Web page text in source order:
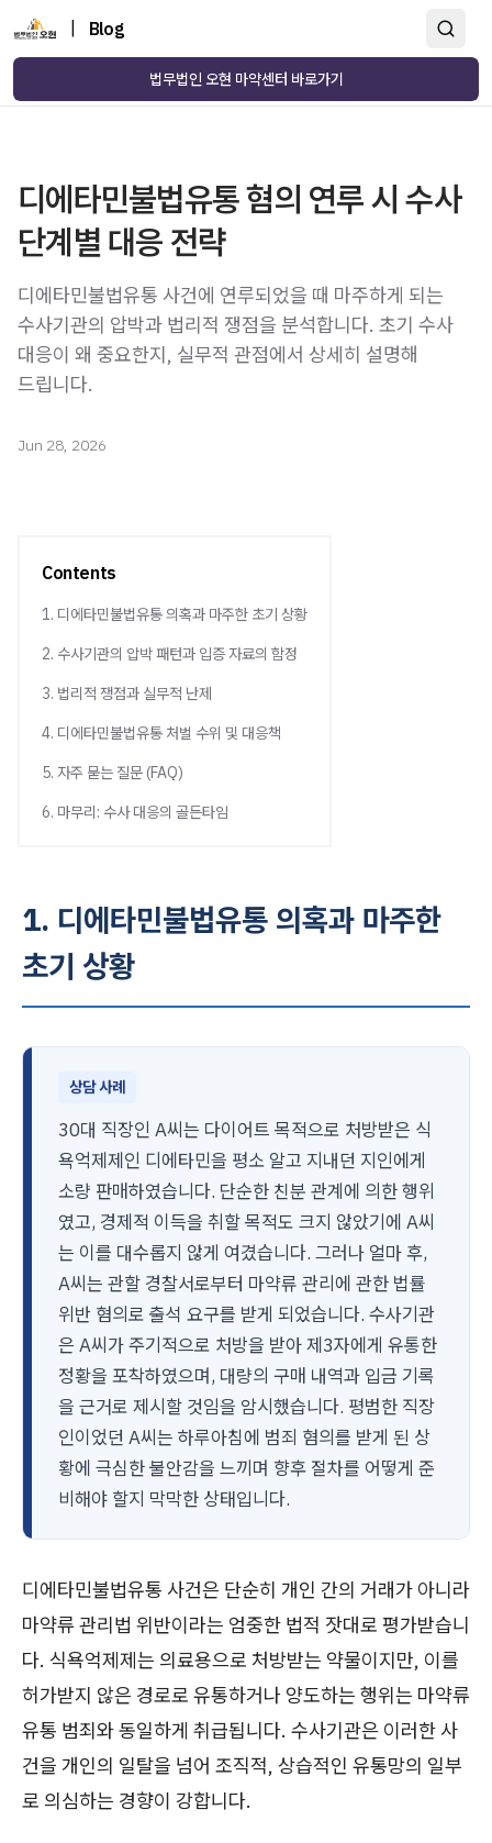
Blog
법무법인 오현 마약센터 바로가기
디에타민불법유통 혐의 연루 시 수사
단계별 대응 전략
디에타민불법유통 사건에 연루되었을 때 마주하게 되는
수사기관의 압박과 법리적 쟁점을 분석합니다. 초기 수사
대응이 왜 중요한지, 실무적 관점에서 상세히 설명해
드립니다.
Jun 28, 2026
Contents
1. 디에타민불법유통 의혹과 마주한 초기 상황
2. 수사기관의 압박 패턴과 입증 자료의 함정
3. 법리적 쟁점과 실무적 난제
4. 디에타민불법유통 처벌 수위 및 대응책
5. 자주 묻는 질문 (FAQ)
6. 마무리: 수사 대응의 골든타임
1. 디에타민불법유통 의혹과 마주한
초기 상황
상담 사례
30대 직장인 A씨는 다이어트 목적으로 처방받은 식
욕억제제인 디에타민을 평소 알고 지내던 지인에게
소량 판매하였습니다. 단순한 친분 관계에 의한 행위
였고, 경제적 이득을 취할 목적도 크지 않았기에 A씨
는 이를 대수롭지 않게 여겼습니다. 그러나 얼마 후,
A씨는 관할 경찰서로부터 마약류 관리에 관한 법률
위반 혐의로 출석 요구를 받게 되었습니다. 수사기관
은 A씨가 주기적으로 처방을 받아 제3자에게 유통한
정황을 포착하였으며, 대량의 구매 내역과 입금 기록
을 근거로 제시할 것임을 암시했습니다. 평범한 직장
인이었던 A씨는 하루아침에 범죄 혐의를 받게 된 상
황에 극심한 불안감을 느끼며 향후 절차를 어떻게 준
비해야 할지 막막한 상태입니다.
디에타민불법유통 사건은 단순히 개인 간의 거래가 아니라
마약류 관리법 위반이라는 엄중한 법적 잣대로 평가받습니
다. 식욕억제제는 의료용으로 처방받는 약물이지만, 이를
허가받지 않은 경로로 유통하거나 양도하는 행위는 마약류
유통 범죄와 동일하게 취급됩니다. 수사기관은 이러한 사
건을 개인의 일탈을 넘어 조직적, 상습적인 유통망의 일부
로 의심하는 경향이 강합니다.